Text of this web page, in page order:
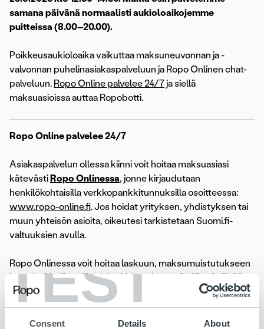
TEST
Consent Details About
samana päivänä normaalisti aukioloaikojemme
puitteissa (8.00–20.00).
Poikkeusaukioloaika vaikuttaa maksuneuvonnan ja -
valvonnan puhelinasiakaspalveluun ja Ropo Onlinen chat-
palveluun. Ropo Online palvelee 24/7ja siellä
maksuasioissa auttaa Ropobotti.
Ropo Online palvelee 24/7
Asiakaspalvelun ollessa kiinni voit hoitaa maksuasiasi
kätevästi Ropo Onlinessa, jonne kirjaudutaan
henkilökohtaisilla verkkopankkitunnuksilla osoitteessa:
www.ropo-online.fi. Jos hoidat yrityksen, yhdistyksen tai
muun yhteisön asioita, oikeutesi tarkistetaan Suomi.fi-
valtuuksien avulla.
Ropo Onlinessa voit hoitaa laskuun, maksumuistutukseen
ja perintään liittyviä asioita. Voit maksaa, siirtää eräpäivää,
jakaa perintälaskun useampaan erään ja tarkastaa
alkuperäisen laskun tiedot. Voit myös ilmoittaa tilinumerosi
liikamaksun palautusta varten tai valtuuttaa toisen